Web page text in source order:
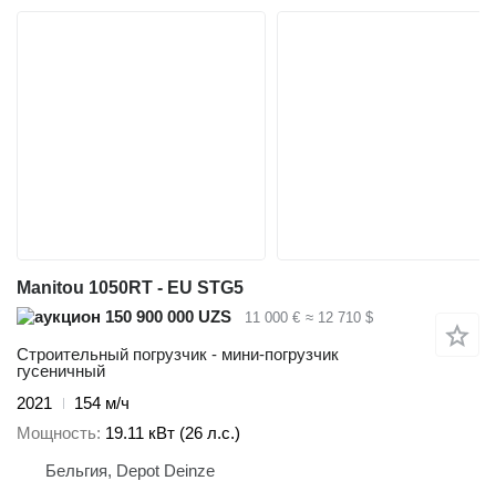
Manitou 1050RT - EU STG5
150 900 000 UZS
11 000 € ≈ 12 710 $
Строительный погрузчик - мини-погрузчик
гусеничный
2021
154 м/ч
Мощность 19.11 кВт (26 л.с.)
Бельгия, Depot Deinze